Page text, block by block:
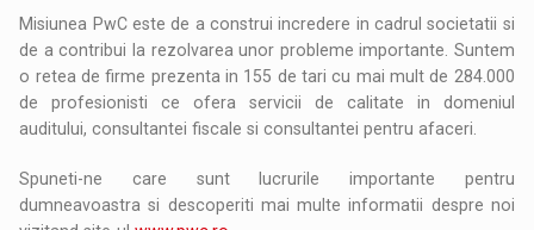
Misiunea PwC este de a construi incredere in cadrul societatii si
de a contribui la rezolvarea unor probleme importante. Suntem
o retea de firme prezenta in 155 de tari cu mai mult de 284.000
de profesionisti ce ofera servicii de calitate in domeniul
auditului, consultantei fiscale si consultantei pentru afaceri.
Spuneti-ne care sunt lucrurile importante pentru
dumneavoastra si descoperiti mai multe informatii despre noi